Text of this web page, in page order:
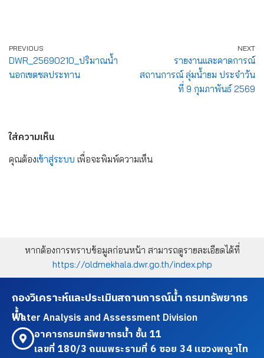
PREVIOUS
DWR_25690210_ปริมาณน้ำ
นอกเขตชลประทาน
NEXT
รายงานและคาดการณ์
สถานการณ์ ลุ่มน้ำยม ประจำวัน
ที่ 9 กุมภาพันธ์ 2569
ใส่ความเห็น
คุณต้องเข้าสู่ระบบ เพื่อจะพิมพ์ความเห็น
หากต้องการทราบข้อมูลก่อนหน้า สามารถดูรายละเอียดได้ที่
https://oldmekhala.dwr.go.th/index.php
กองวิเคราะห์และประเมินสถานการณ์น้ำ กรมทรัพยากร
น้ำ
Water Analysis and Assessment Division
อาคารกรมทรัพยากรน้ำ ชั้น 11
เลขที่ 180/3 ถนนพระรามที่ 6 ซอย 34 แขวงพญาไท